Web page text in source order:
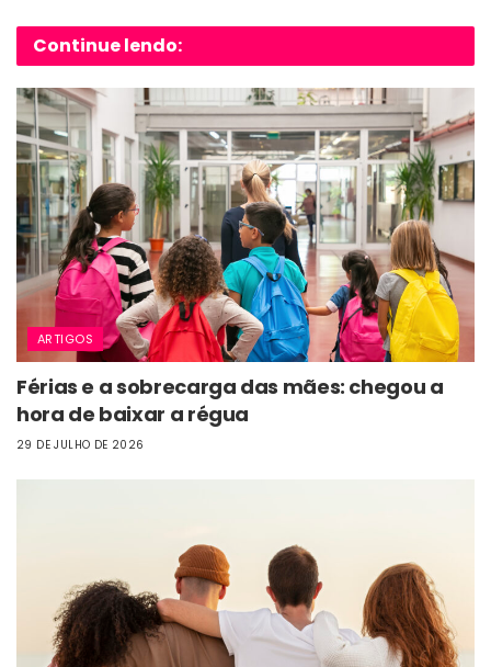
Continue lendo:
ARTIGOS
Férias e a sobrecarga das mães: chegou a
hora de baixar a régua
29 DE JULHO DE 2026